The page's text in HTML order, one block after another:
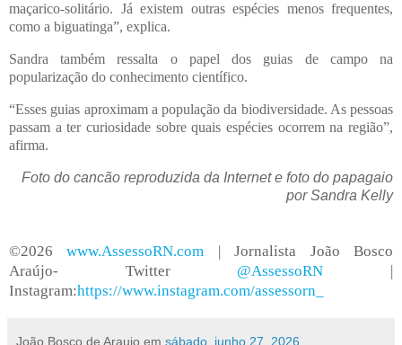
maçarico-solitário. Já existem outras espécies menos frequentes,
como a biguatinga”, explica.
Sandra também ressalta o papel dos guias de campo na
popularização do conhecimento científico.
“Esses guias aproximam a população da biodiversidade. As pessoas
passam a ter curiosidade sobre quais espécies ocorrem na região”,
afirma.
Foto do cancão reproduzida da Internet e foto do papagaio
por Sandra Kelly
©2026www.AssessoRN.com | Jornalista João Bosco
Araújo- Twitter @AssessoRN |
Instagram:https://www.instagram.com/assessorn_
João Bosco de Araujo em sábado, junho 27, 2026